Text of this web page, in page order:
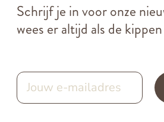
Schrijf je in voor onze
wees er altijd als de